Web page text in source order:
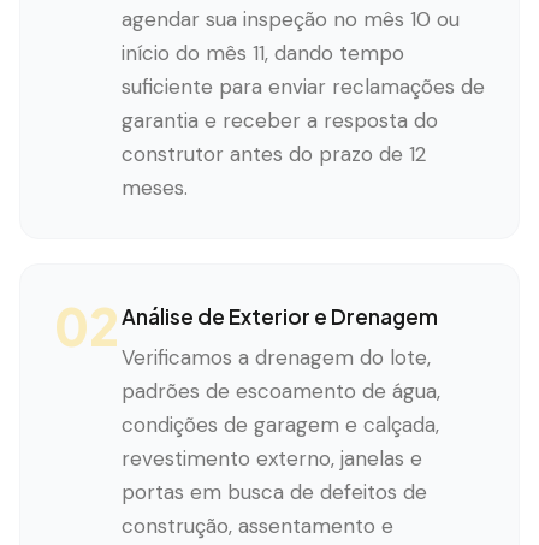
agendar sua inspeção no mês 10 ou
início do mês 11, dando tempo
suficiente para enviar reclamações de
garantia e receber a resposta do
construtor antes do prazo de 12
meses.
02Análise de Exterior e Drenagem
Verificamos a drenagem do lote,
padrões de escoamento de água,
condições de garagem e calçada,
revestimento externo, janelas e
portas em busca de defeitos de
construção, assentamento e